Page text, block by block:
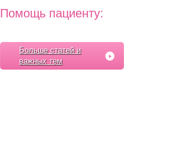
Помощь пациенту:
Больше статей и
важных тем